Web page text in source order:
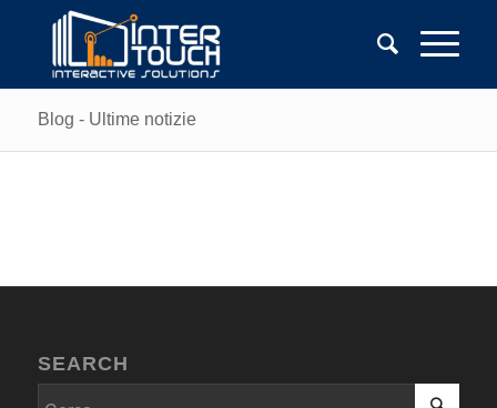
Blog - Ultime notizie
SEARCH